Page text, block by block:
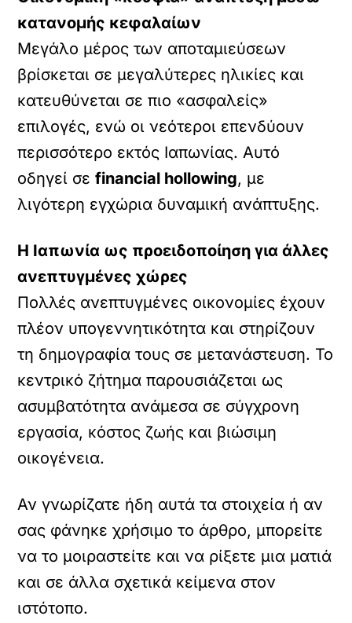
κατανομής κεφαλαίων
Μεγάλο μέρος των αποταμιεύσεων
βρίσκεται σε μεγαλύτερες ηλικίες και
κατευθύνεται σε πιο «ασφαλείς»
επιλογές, ενώ οι νεότεροι επενδύουν
περισσότερο εκτός Ιαπωνίας. Αυτό
οδηγεί σεfinancial hollowing, με
λιγότερη εγχώρια δυναμική ανάπτυξης.
Η Ιαπωνία ως προειδοποίηση για άλλες
ανεπτυγμένες χώρες
Πολλές ανεπτυγμένες οικονομίες έχουν
πλέον υπογεννητικότητα και στηρίζουν
τη δημογραφία τους σε μετανάστευση. Το
κεντρικό ζήτημα παρουσιάζεται ως
ασυμβατότητα ανάμεσα σε σύγχρονη
εργασία, κόστος ζωής και βιώσιμη
οικογένεια.
Αν γνωρίζατε ήδη αυτά τα στοιχεία ή αν
σας φάνηκε χρήσιμο το άρθρο, μπορείτε
να το μοιραστείτε και να ρίξετε μια ματιά
και σε άλλα σχετικά κείμενα στον
ιστότοπο.